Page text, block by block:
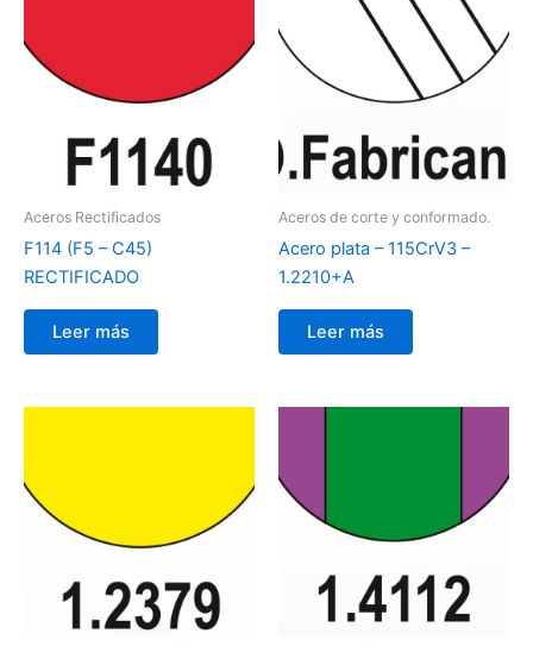
Aceros Rectificados
F114 (F5 – C45)
RECTIFICADO
Leer más
Aceros de corte y conformado.
Acero plata – 115CrV3 –
1.2210+A
Leer más